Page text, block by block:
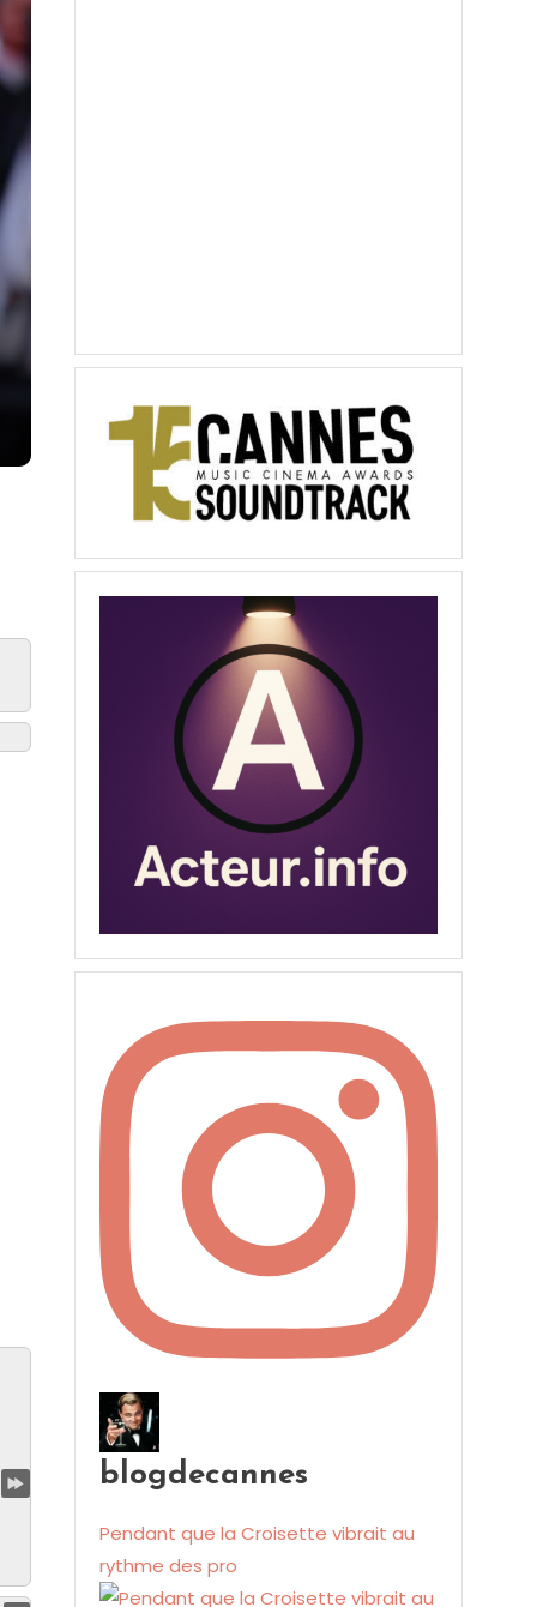
blogdecannes
Pendant que la Croisette vibrait au
rythme des pro